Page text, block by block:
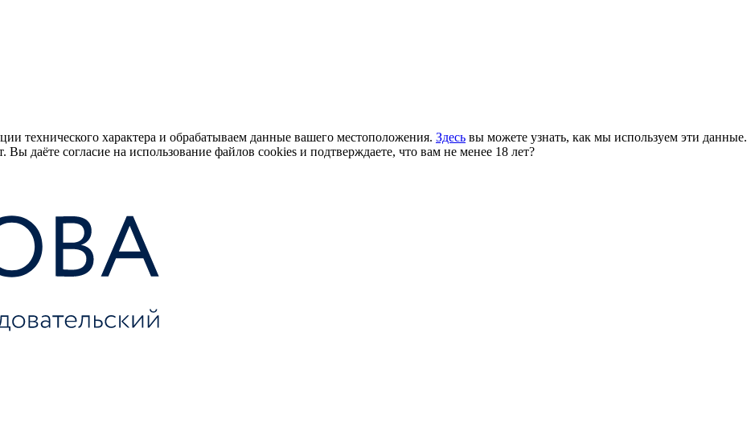
технического характера и обрабатываем данные вашего местоположения. Здесь вы можете узнать, как мы используем эти данные.
даёте согласие на использование файлов cookies и подтверждаете, что вам не менее 18 лет?